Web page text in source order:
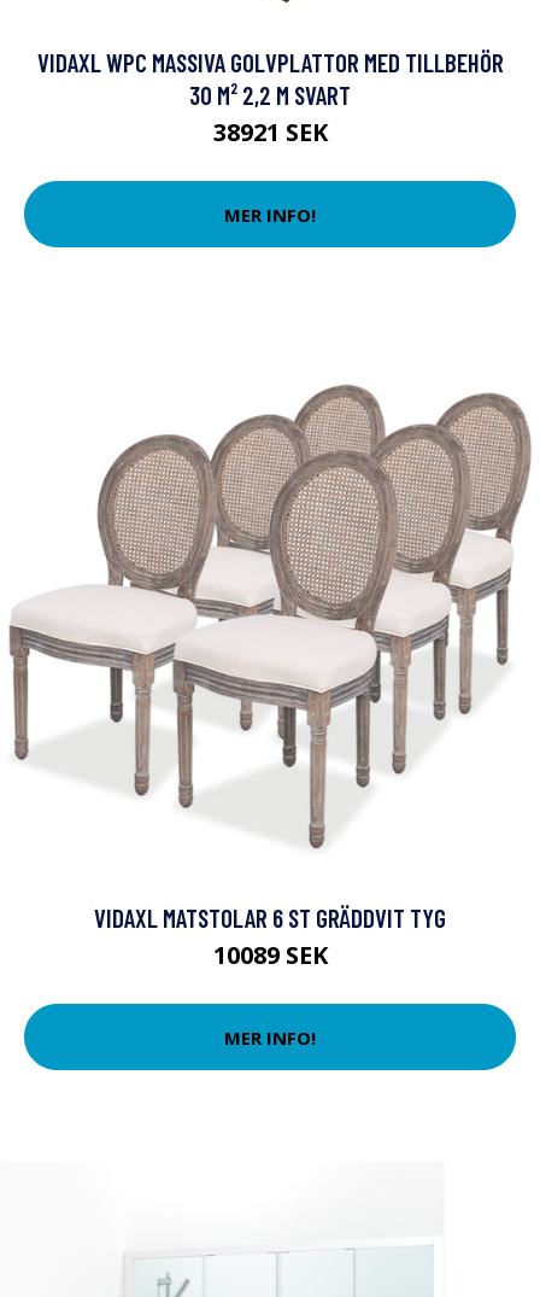
VIDAXL WPC MASSIVA GOLVPLATTOR MED TILLBEHÖR
30 M² 2,2 M SVART
38921 SEK
MER INFO!
VIDAXL MATSTOLAR 6 ST GRÄDDVIT TYG
10089 SEK
MER INFO!